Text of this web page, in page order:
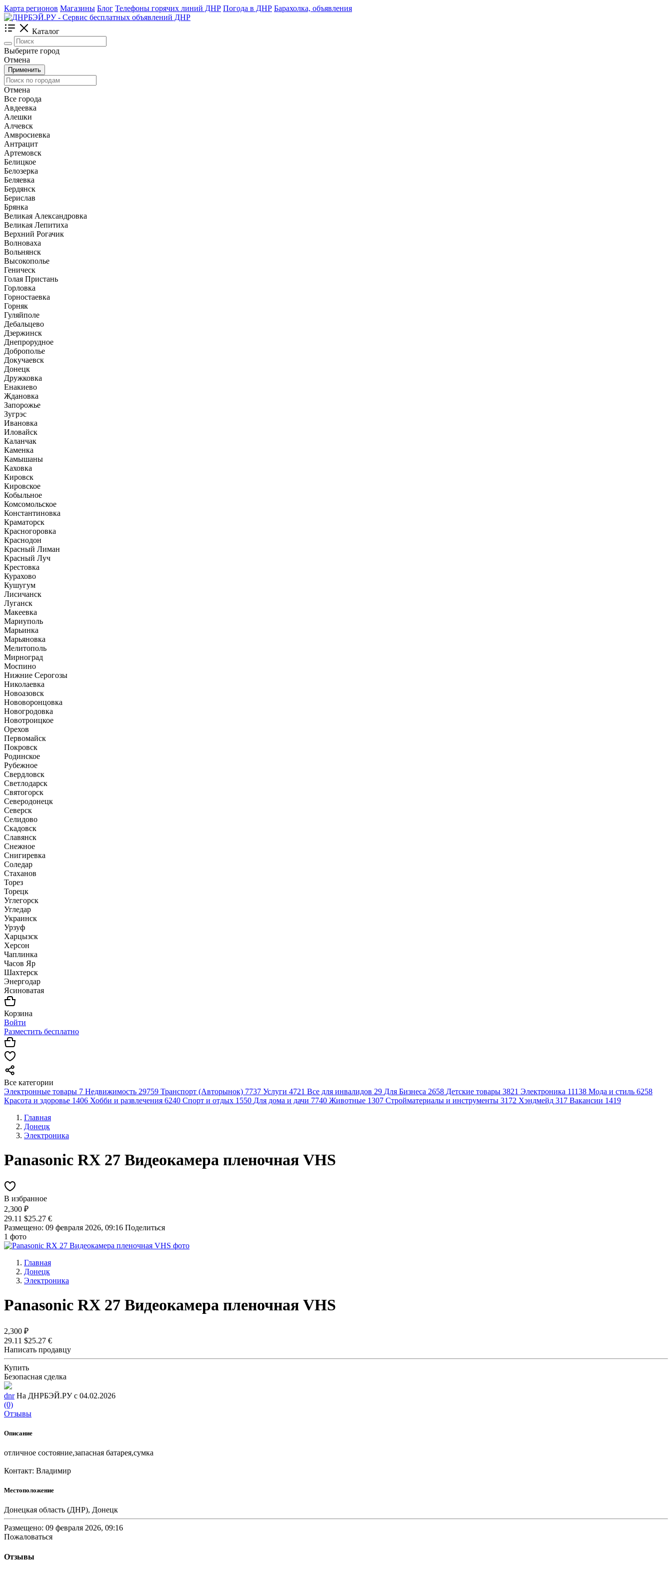
Карта регионов Магазины Блог Телефоны горячих линий ДНР Погода в ДНР Барахолка, объявления
Каталог
Выберите город
Отмена
Применить
Отмена
Все города
Авдеевка
Алешки
Алчевск
Амвросиевка
Антрацит
Артемовск
Белицкое
Белозерка
Беляевка
Бердянск
Берислав
Брянка
Великая Александровка
Великая Лепитиха
Верхний Рогачик
Волноваха
Вольнянск
Высокополье
Геническ
Голая Пристань
Горловка
Горностаевка
Горняк
Гуляйполе
Дебальцево
Дзержинск
Днепрорудное
Доброполье
Докучаевск
Донецк
Дружковка
Енакиево
Ждановка
Запорожье
Зугрэс
Ивановка
Иловайск
Каланчак
Каменка
Камышаны
Каховка
Кировск
Кировское
Кобыльное
Комсомольское
Константиновка
Краматорск
Красногоровка
Краснодон
Красный Лиман
Красный Луч
Крестовка
Курахово
Кушугум
Лисичанск
Луганск
Макеевка
Мариуполь
Марьинка
Марьяновка
Мелитополь
Мирноград
Моспино
Нижние Серогозы
Николаевка
Новоазовск
Нововоронцовка
Новогродовка
Новотроицкое
Орехов
Первомайск
Покровск
Родинское
Рубежное
Свердловск
Светлодарск
Святогорск
Северодонецк
Северск
Селидово
Скадовск
Славянск
Снежное
Снигиревка
Соледар
Стаханов
Торез
Торецк
Углегорск
Угледар
Украинск
Урзуф
Харцызск
Херсон
Чаплинка
Часов Яр
Шахтерск
Энергодар
Ясиноватая
Корзина
Войти
Разместить бесплатно
Все категории
Электронные товары 7 Недвижимость 29759 Транспорт (Авторынок) 7737 Услуги 4721 Все для инвалидов 29 Для Бизнеса 2658 Детские товары 3821 Электроника 11138 Мода и стиль 6258
Красота и здоровье 1406 Хобби и развлечения 6240 Спорт и отдых 1550 Для дома и дачи 7740 Животные 1307 Стройматериалы и инструменты 3172 Хэндмейд 317 Вакансии 1419
Главная
Донецк
Электроника
Panasonic RX 27 Видеокамера пленочная VHS
В избранное
2,300 ₽
29.11 $25.27 €
Размещено: 09 февраля 2026, 09:16 Поделиться
1 фото
Главная
Донецк
Электроника
Panasonic RX 27 Видеокамера пленочная VHS
2,300 ₽
29.11 $25.27 €
Написать продавцу
Купить
Безопасная сделка
dnr На ДНРБЭЙ.РУ с 04.02.2026
(0)
Отзывы
Описание
отличное состояние,запасная батарея,сумка
Контакт: Владимир
Местоположение
Донецкая область (ДНР), Донецк
Размещено: 09 февраля 2026, 09:16
Пожаловаться
Отзывы